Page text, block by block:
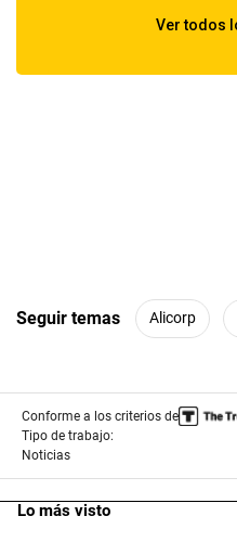
Seguir temas Alicorp
Conforme a los criterios de
Tipo de trabajo:
Noticias
Lo más visto